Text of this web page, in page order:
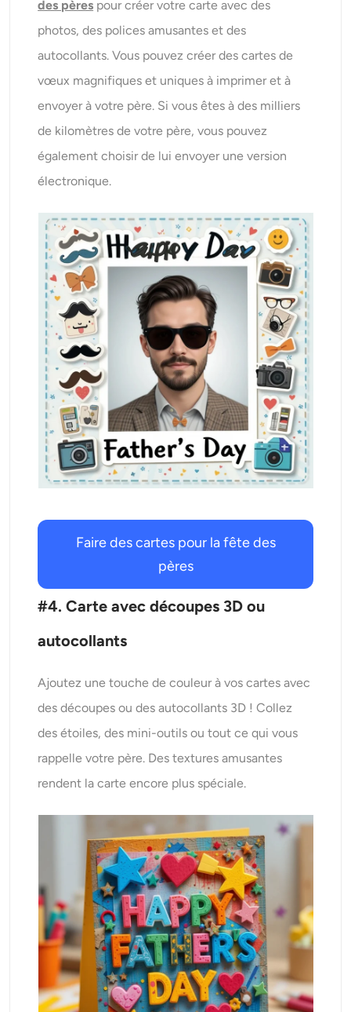
des pères pour créer votre carte avec des
photos, des polices amusantes et des
autocollants. Vous pouvez créer des cartes de
vœux magnifiques et uniques à imprimer et à
envoyer à votre père. Si vous êtes à des milliers
de kilomètres de votre père, vous pouvez
également choisir de lui envoyer une version
électronique.
Faire des cartes pour la fête des
pères
#4. Carte avec découpes 3D ou
autocollants
Ajoutez une touche de couleur à vos cartes avec
des découpes ou des autocollants 3D ! Collez
des étoiles, des mini-outils ou tout ce qui vous
rappelle votre père. Des textures amusantes
rendent la carte encore plus spéciale.